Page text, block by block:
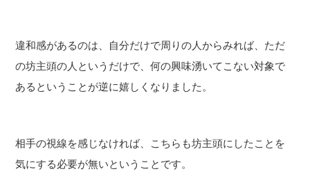
違和感があるのは、自分だけで周りの人からみれば、ただ
の坊主頭の人というだけで、何の興味湧いてこない対象で
あるということが逆に嬉しくなりました。
相手の視線を感じなければ、こちらも坊主頭にしたことを
気にする必要が無いということです。